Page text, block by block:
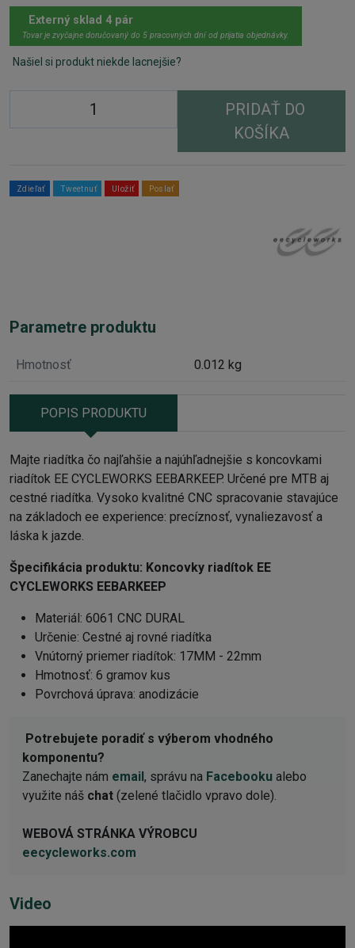
Externý sklad 4 pár
Tovar je zvyčajne doručovaný do 5 pracovných dní od prijatia objednávky.
Našiel si produkt niekde lacnejšie?
PRIDAŤ DO
KOŠÍKA
Zdieľať Tweetnuť Uložiť Poslať
Parametre produktu
Hmotnosť 0.012 kg
POPIS PRODUKTU
Majte riadítka čo najľahšie a najúhľadnejšie s koncovkami
riadítok EE CYCLEWORKS EEBARKEEP. Určené pre MTB aj
cestné riadítka. Vysoko kvalitné CNC spracovanie stavajúce
na základoch ee experience: precíznosť, vynaliezavosť a
láska k jazde.
Špecifikácia produktu: Koncovky riadítok EE
CYCLEWORKS EEBARKEEP
Materiál: 6061 CNC DURAL
Určenie: Cestné aj rovné riadítka
Vnútorný priemer riadítok: 17MM - 22mm
Hmotnosť: 6 gramov kus
Povrchová úprava: anodizácie
Potrebujete poradiť s výberom vhodného
komponentu?
Zanechajte nám email, správu na Facebooku alebo
využite náš chat (zelené tlačidlo vpravo dole).
WEBOVÁ STRÁNKA VÝROBCU
eecycleworks.com
Video